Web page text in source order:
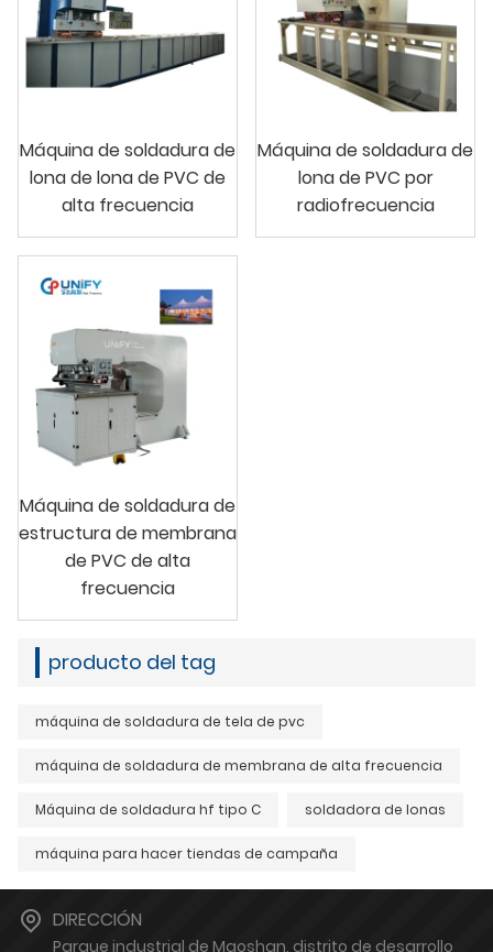
Máquina de soldadura de
lona de lona de PVC de
alta frecuencia
Máquina de soldadura de
lona de PVC por
radiofrecuencia
Máquina de soldadura de
estructura de membrana
de PVC de alta
frecuencia
producto del tag
máquina de soldadura de tela de pvc
máquina de soldadura de membrana de alta frecuencia
Máquina de soldadura hf tipo C soldadora de lonas
máquina para hacer tiendas de campaña
DIRECCIÓN
Parque industrial de Maoshan, distrito de desarrollo